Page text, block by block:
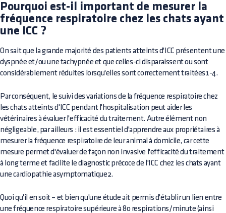
Pourquoi est-il important de mesurer la
fréquence respiratoire chez les chats ayant
une ICC ?
On sait que la grande majorité des patients atteints d'ICC présentent une
dyspnée et/ou une tachypnée et que celles-ci disparaissent ou sont
considérablement réduites lorsqu'elles sont correctement traitées1-4.
Par conséquent, le suivi des variations de la fréquence respiratoire chez
les chats atteints d'ICC pendant l'hospitalisation peut aider les
vétérinaires à évaluer l'efficacité du traitement. Autre élément non
négligeable, par ailleurs : il est essentiel d'apprendre aux propriétaires à
mesurer la fréquence respiratoire de leur animal à domicile, car cette
mesure permet d'évaluer de façon non invasive l'efficacité du traitement
à long terme et facilite le diagnostic précoce de l'ICC chez les chats ayant
une cardiopathie asymptomatique2.
Quoi qu'il en soit – et bien qu'une étude ait permis d'établir un lien entre
une fréquence respiratoire supérieure à 80 respirations/minute (ainsi